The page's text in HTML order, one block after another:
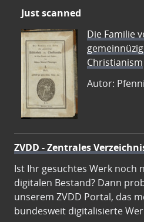
Just scanned
Die Familie
Christianism
Autor:
ZVDD - Zentrales
Ist Ihr gesuchtes Werk noch
digitalen Bestand? Dann
unserem ZVDD Portal, das
bundesweit digitalisierte